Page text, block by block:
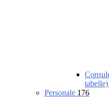
tabelle)
Personale 176